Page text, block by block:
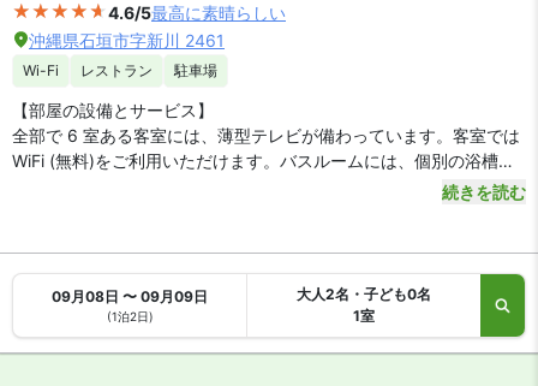
4.6/5最高に素晴らしい
沖縄県石垣市字新川 2461
Wi-Fi レストラン 駐車場
【部屋の設備とサービス】
全部で 6 室ある客室には、薄型テレビが備わっています。客室では
WiFi (無料)をご利用いただけます。バスルームには、個別の浴槽と
シャワー、バスアメニティ (無料)、ヘアドライヤーが備わっていま
続きを読む
09月08日 〜 09月09日
(1泊2日)
大人2名・子ども0名
1室